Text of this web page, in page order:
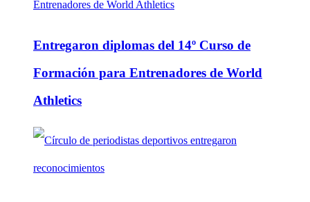
Entregaron diplomas del 14º Curso de
Formación para Entrenadores de World
Athletics